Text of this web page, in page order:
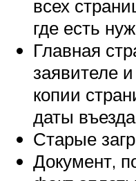
всех
где есть
Главная
заявителе
копии
даты
Старые
Документ,